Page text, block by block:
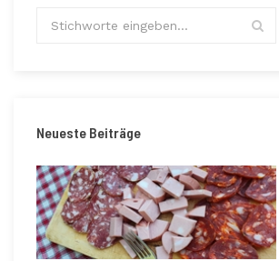
Neueste Beiträge